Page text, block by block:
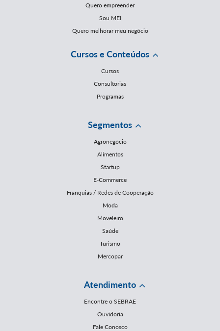
Quero empreender
Sou MEI
Quero melhorar meu negócio
Cursos e Conteúdos
Cursos
Consultorias
Programas
Segmentos
Agronegócio
Alimentos
Startup
E-Commerce
Franquias / Redes de Cooperação
Moda
Moveleiro
Saúde
Turismo
Mercopar
Atendimento
Encontre o SEBRAE
Ouvidoria
Fale Conosco